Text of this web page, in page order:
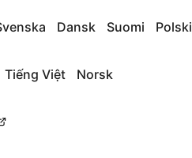
Dansk Suomi Polski
Tiếng Việt Norsk